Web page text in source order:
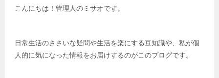
こんにちは！管理人のミサオです。
日常生活のささいな疑問や生活を楽にする豆知識や、私が個
人的に気になった情報をお届けするのがこのブログです。